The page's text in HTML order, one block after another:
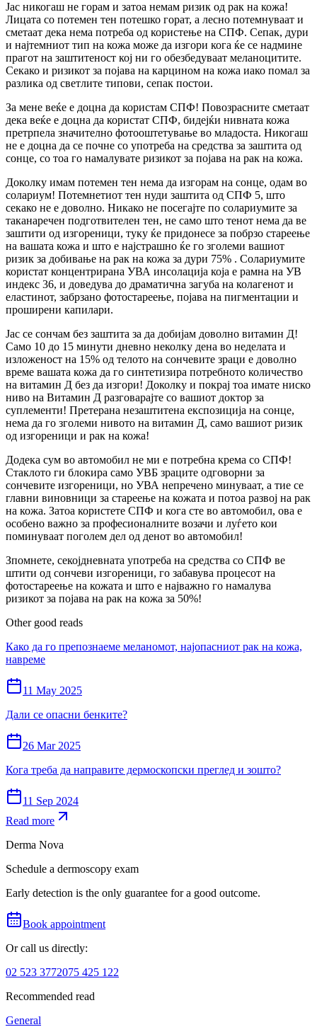
Јас никогаш не горам и затоа немам ризик од рак на кожа!
Лицата со потемен тен потешко горат, а лесно потемнуваат и
сметаат дека нема потреба од користење на СПФ. Сепак, дури
и најтемниот тип на кожа може да изгори кога ќе се надмине
прагот на заштитеност кој ни го обезбедуваат меланоцитите.
Секако и ризикот за појава на карцином на кожа иако помал за
разлика од светлите типови, сепак постои.
За мене веќе е доцна да користам СПФ! Повозрасните сметаат
дека веќе е доцна да користат СПФ, бидејќи нивната кожа
претрпела значително фотооштетување во младоста. Никогаш
не е доцна да се почне со употреба на средства за заштита од
сонце, со тоа го намалувате ризикот за појава на рак на кожа.
Доколку имам потемен тен нема да изгорам на сонце, одам во
солариум! Потемнетиот тен нуди заштита од СПФ 5, што
секако не е доволно. Никако не посегајте по солариумите за
таканаречен подготвителен тен, не само што тенот нема да ве
заштити од изгореници, туку ќе придонесе за побрзо стареење
на вашата кожа и што е најстрашно ќе го зголеми вашиот
ризик за добивање на рак на кожа за дури 75% . Солариумите
користат концентрирана УВА инсолација која е рамна на УВ
индекс 36, и доведува до драматична загуба на колагенот и
еластинот, забрзано фотостареење, појава на пигментации и
проширени капилари.
Јас се сончам без заштита за да добијам доволно витамин Д!
Само 10 до 15 минути дневно неколку дена во неделата и
изложеност на 15% од телото на сончевите зраци е доволно
време вашата кожа да го синтетизира потребното количество
на витамин Д без да изгори! Доколку и покрај тоа имате ниско
ниво на Витамин Д разговарајте со вашиот доктор за
суплементи! Претерана незаштитена експозиција на сонце,
нема да го зголеми нивото на витамин Д, само вашиот ризик
од изгореници и рак на кожа!
Додека сум во автомобил не ми е потребна крема со СПФ!
Стаклото ги блокира само УВБ зраците одговорни за
сончевите изгореници, но УВА непречено минуваат, а тие се
главни виновници за стареење на кожата и потоа развој на рак
на кожа. Затоа користете СПФ и кога сте во автомобил, ова е
особено важно за професионалните возачи и луѓето кои
поминуваат поголем дел од денот во автомобил!
Зпомнете, секојдневната употреба на средства со СПФ ве
штити од сончеви изгореници, го забавува процесот на
фотостареење на кожата и што е најважно го намалува
ризикот за појава на рак на кожа за 50%!
Other good reads
Како да го препознаеме меланомот, најопасниот рак на кожа,
навреме
11 May 2025
Дали се опасни бенките?
26 Mar 2025
Кога треба да направите дермоскопски преглед и зошто?
11 Sep 2024
Read more
Derma Nova
Schedule a dermoscopy exam
Early detection is the only guarantee for a good outcome.
Book appointment
Or call us directly:
02 523 3772075 425 122
Recommended read
General